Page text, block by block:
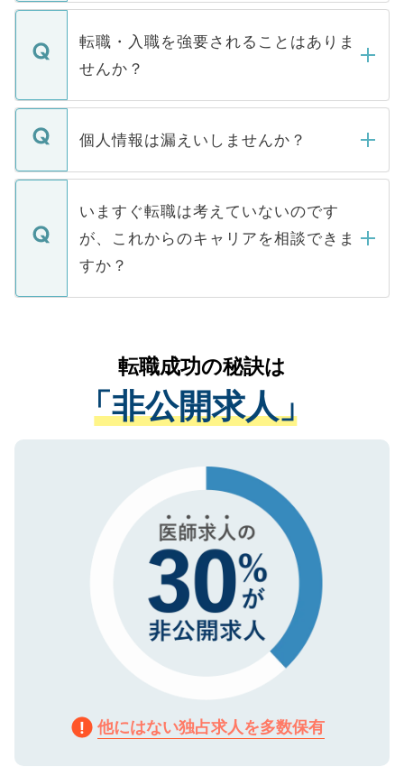
ます。通常、5営業日以内にはご連絡をせて
いただきますので、しばらくお待ちくださ
い。
マイナビDOCTORで取り扱っている求人の
うち約3割は、Webサイトからご覧いただ
けない「非公開求人」です。非公開求人は
下記の理由によって、一般には公開してい
ません。
■応募殺到を避けるため 人気のある医療機
関を公にしてしまうと、応募が殺到する場
に、医療機関が求める条件に合った人材の
みを人材紹介会社に依頼するケースが増え
ています。
転職・入職を強要されることはありま
せんか？
転職・入職を強要することは一切ありませ
ん。また、仮に応募先から内定をいただい
定を承諾する必要はありません。内定先へ
の辞退の連絡はキャリアパートナーが行い
ますので、ご安心ください。
個人情報は漏えいしませんか？
個人情報が漏えいすることはありませんの
で、ご安心ください。当サイトからの登録
などで収集したご登録者様の個人情報は、
ご本人のキャリアアップおよび転職活動の
支援を目的に使用いたします。お預かりし
ているすべての個人データはご本人の許可
は、個人情報の取り扱いについての厳密な
管理基準を満たした事業者のみに付与され
る、プライバシーマークを取得済みです。
ご登録いただいた個人情報は、SSL（デー
で、機密保持に関してもご安心ください。
いますぐ転職は考えていないのです
が、これからのキャリアを相談できま
すか？
かがいして、現在の医療機関の状況や紹介
経験をまじえながら、適切なアドバイスを
させていただきます。すぐにご転職をされ
ない方には、長期的なサポートが可能です
ので、まずはご登録ください。
転職成功の秘訣は
「非公開求人」
他にはない独占求人を多数保有